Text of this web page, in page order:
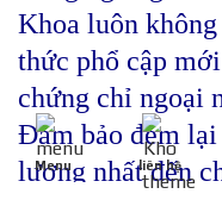
Khoa luôn
thức phổ cập
chứng chỉ ngoại
Đảm bảo đem
lượng nhất đến
Menu liên hệ